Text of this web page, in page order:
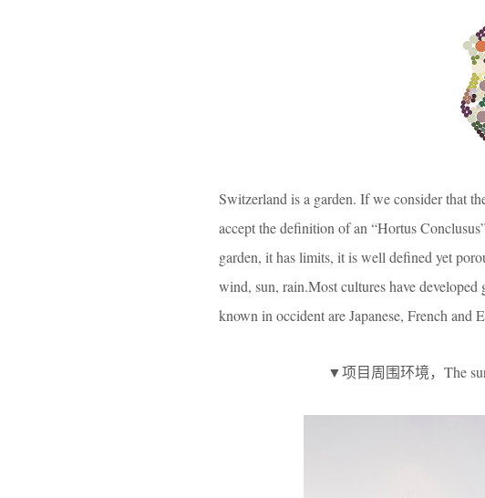
Switzerland is a garden. If we consider that
accept the definition of an “Hortus
garden, it has limits, it is well defined yet
wind, sun, rain.Most cultures have
known in occident are Japanese, French
▼项目周围环境，The